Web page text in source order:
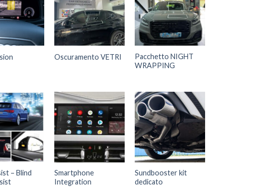
Oscuramento VETRI
Pacchetto NIGHT
WRAPPING
– Blind
Smartphone
Integration
Sundbooster kit
dedicato